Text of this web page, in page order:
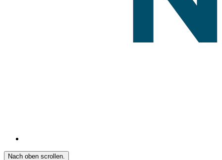
Nach oben scrollen.